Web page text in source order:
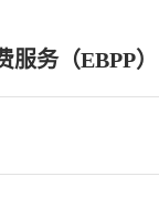
服务（EBPP）